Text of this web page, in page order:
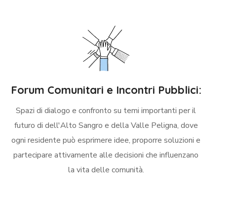
Forum Comunitari e Incontri Pubblici:
Spazi di dialogo e confronto su temi importanti per il
futuro di dell'Alto Sangro e della Valle Peligna, dove
ogni residente può esprimere idee, proporre soluzioni e
partecipare attivamente alle decisioni che influenzano
la vita delle comunità.